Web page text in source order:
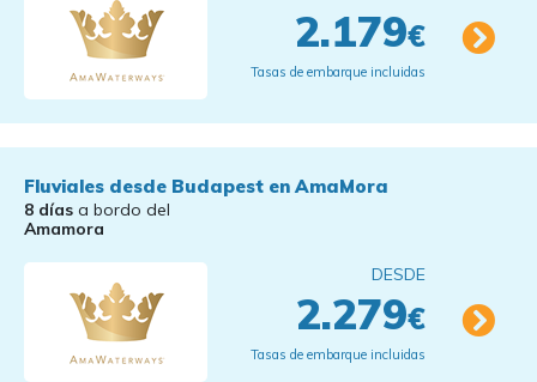
2.179€
Tasas de embarque incluidas
Fluviales desde Budapest en AmaMora
8 días a bordo del
Amamora
DESDE
2.279€
Tasas de embarque incluidas